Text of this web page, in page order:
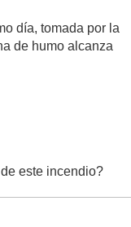
día, tomada por la
de humo alcanza
este incendio?